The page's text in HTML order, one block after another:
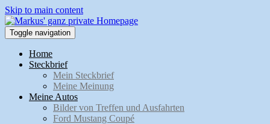
Skip to main content
Toggle navigation
Home
Steckbrief
Mein Steckbrief
Meine Meinung
Meine Autos
Bilder von Treffen und Ausfahrten
Ford Mustang Coupé